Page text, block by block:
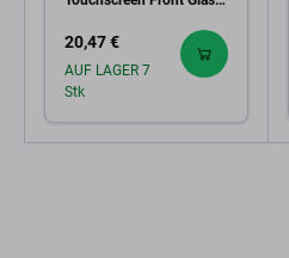
20,47 €
AUF LAGER 7
Stk